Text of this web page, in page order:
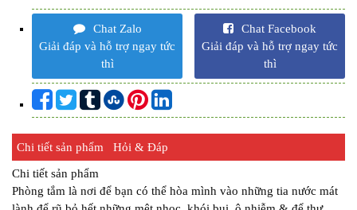
Chat Zalo
Giải đáp và hỗ trợ ngay tức
thì
Chat Facebook
Giải đáp và hỗ trợ ngay tức
thì
Chi tiết sản phẩm Hỏi & Đáp
Chi tiết sản phẩm
Phòng tắm là nơi để bạn có thể hòa mình vào những tia nước mát